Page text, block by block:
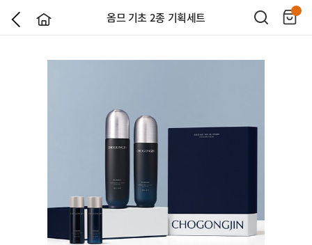
옴므 기초 2종 기획세트